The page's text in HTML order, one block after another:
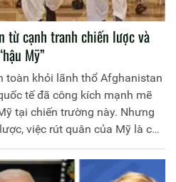
từ cạnh tranh chiến lược và
Mỹ”
toàn khỏi lãnh thổ Afghanistan
tế đã công kích mạnh mẽ
tại chiến trường này. Nhưng
việc rút quân của Mỹ là có
khó lường mà những quốc gia
Cơ hội, thách thức luôn